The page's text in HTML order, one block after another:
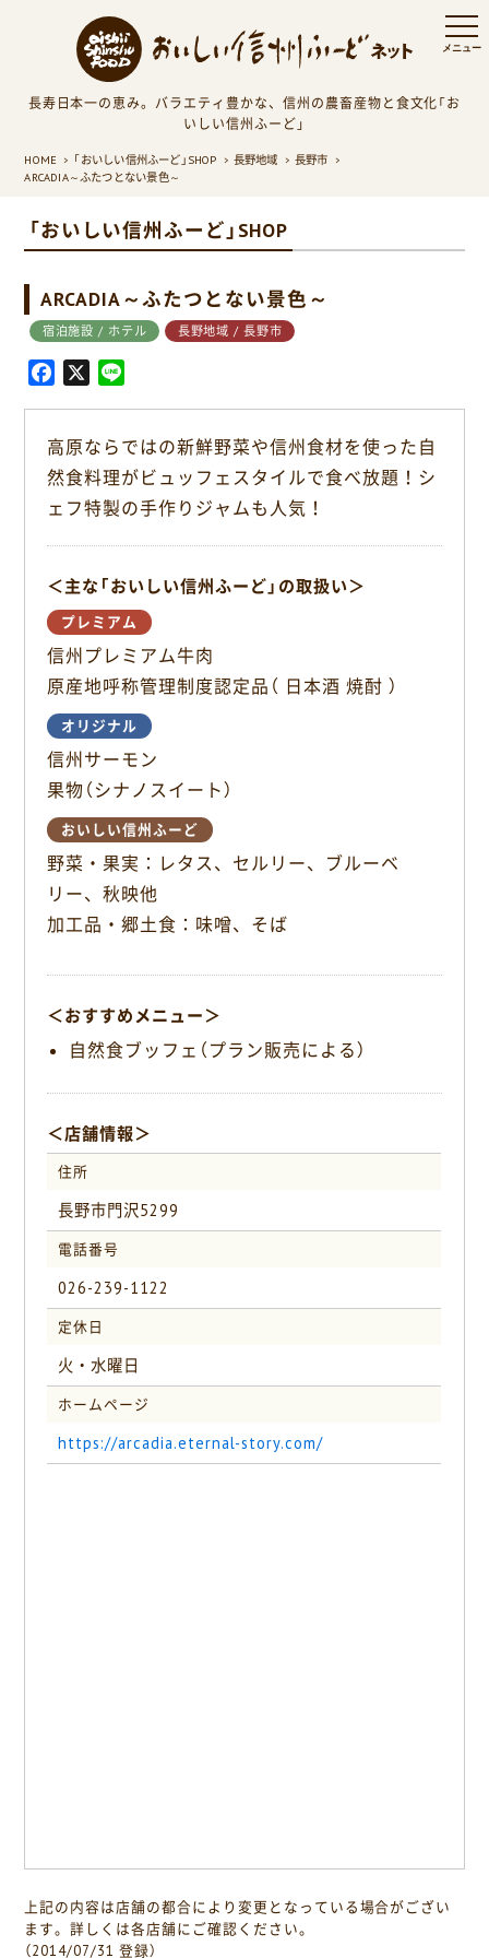
長寿日本一の恵み。バラエティ豊かな、信州の農畜産物と食文化「お
いしい信州ふーど」
HOME 「おいしい信州ふーど」SHOP 長野地域
長野市
ARCADIA～ふたつとない景色～
「おいしい信州ふーど」SHOP
ARCADIA～ふたつとない景色～
宿泊施設 / ホテル 長野地域 / 長野市
e
b
o
X
e
高原ならではの新鮮野菜や信州食材を使った自
然食料理がビュッフェスタイルで食べ放題！シ
ェフ特製の手作りジャムも人気！
＜主な「おいしい信州ふーど」の取扱い＞
プレミアム
信州プレミアム牛肉
原産地呼称管理制度認定品（ 日本酒 焼酎 ）
オリジナル
信州サーモン
果物（シナノスイート）
おいしい信州ふーど
野菜・果実：レタス、セルリー、ブルーベ
リー、秋映他
加工品・郷土食：味噌、そば
＜おすすめメニュー＞
自然食ブッフェ（プラン販売による）
＜店舗情報＞
住所
長野市門沢5299
電話番号
026-239-1122
定休日
火・水曜日
ホームページ
https://arcadia.eternal-story.com/
上記の内容は店舗の都合により変更となっている場合がござい
ます。詳しくは各店舗にご確認ください。
（2014/07/31 登録）